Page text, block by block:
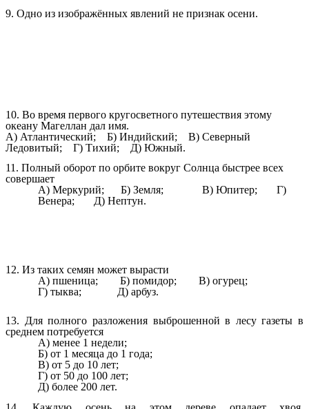
9. Одно из изображённых явлений не признак осени.
10. Во время первого кругосветного путешествия этому
океану Магеллан дал имя.
А) Атлантический; Б) Индийский; В) Северный
Ледовитый; Г) Тихий; Д) Южный.
11. Полный оборот по орбите вокруг Солнца быстрее всех
совершает
А) Меркурий; Б) Земля; В) Юпитер; Г)
Венера; Д) Нептун.
12. Из таких семян может вырасти
А) пшеница; Б) помидор; В) огурец;
Г) тыква; Д) арбуз.
13. Для полного разложения выброшенной в лесу газеты в
среднем потребуется
А) менее 1 недели;
Б) от 1 месяца до 1 года;
В) от 5 до 10 лет;
Г) от 50 до 100 лет;
Д) более 200 лет.